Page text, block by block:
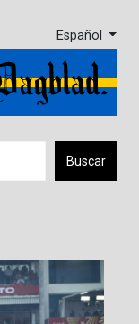
Español
Buscar